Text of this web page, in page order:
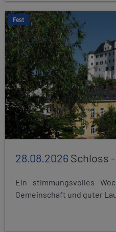
Fest
28.08.2026Schloss
Ein stimmungsvolles
Gemeinschaft und guter